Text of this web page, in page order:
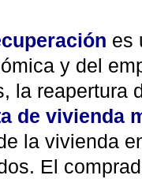
es
y del
la reapertura
de vivienda
la vivienda
El